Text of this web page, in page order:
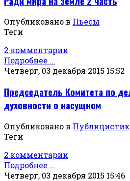
Опубликовано в Пьесы
Теги
2 комментарии
Подробнее ...
Четверг, 03 декабря 2015 15:52
Председатель Комитета по
духовности о насущном
Опубликовано в
Теги
2 комментарии
Подробнее ...
Четверг, 03 декабря 2015 15:46